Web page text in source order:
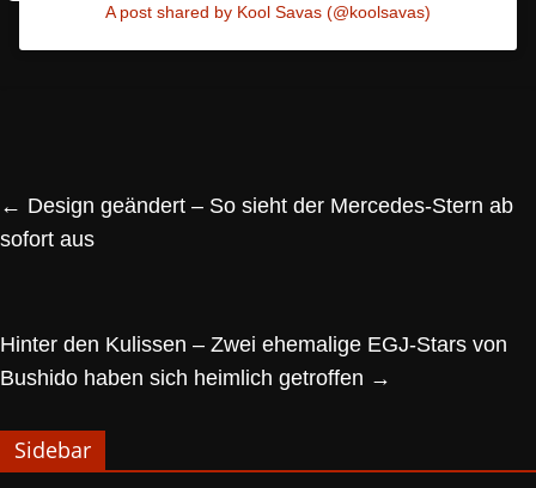
A post shared by Kool Savas (@koolsavas)
← Design geändert – So sieht der Mercedes-Stern ab
sofort aus
Hinter den Kulissen – Zwei ehemalige EGJ-Stars von
Bushido haben sich heimlich getroffen →
Sidebar